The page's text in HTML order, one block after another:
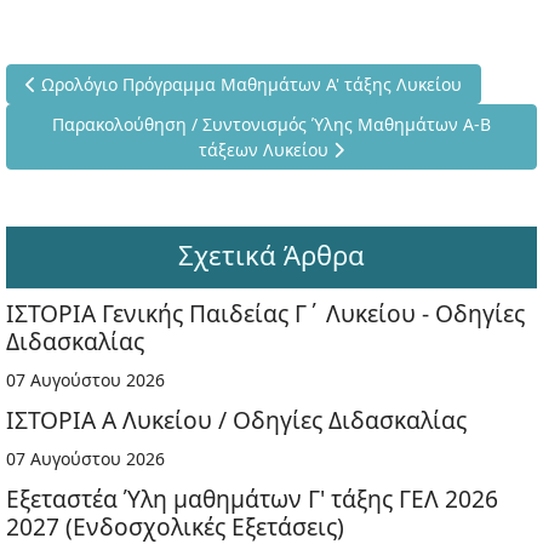
Προηγούμενο άρθρο: Ωρολόγιο Πρόγραμμα Μαθημάτων Α'
Ωρολόγιο Πρόγραμμα Μαθημάτων Α' τάξης Λυκείου
Επόμενο άρθρο: Παρακολούθηση / Συντονισμός Ύλης
Παρακολούθηση / Συντονισμός Ύλης Μαθημάτων Α-Β
τάξεων Λυκείου
Σχετικά Άρθρα
ΙΣΤΟΡΙΑ Γενικής Παιδείας Γ΄ Λυκείου - Οδηγίες
Διδασκαλίας
07 Αυγούστου 2026
ΙΣΤΟΡΙΑ Α Λυκείου / Οδηγίες Διδασκαλίας
07 Αυγούστου 2026
Εξεταστέα Ύλη μαθημάτων Γ' τάξης ΓΕΛ 2026
2027 (Ενδοσχολικές Εξετάσεις)